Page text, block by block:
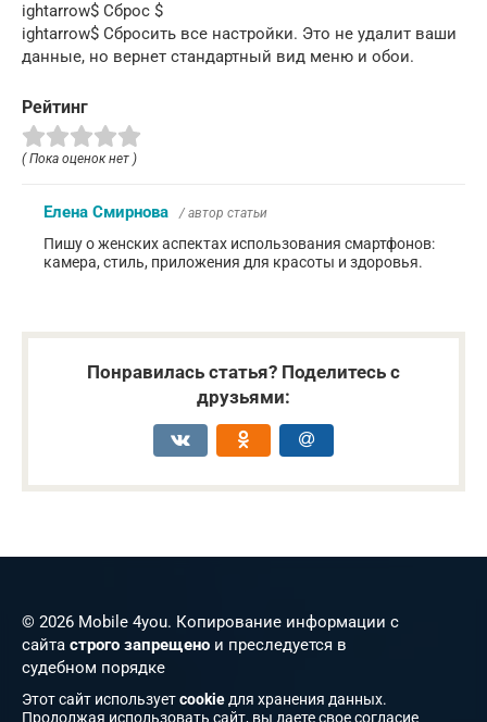
ightarrow$ Сброс $
ightarrow$ Сбросить все настройки. Это не удалит ваши
данные, но вернет стандартный вид меню и обои.
Рейтинг
( Пока оценок нет )
Елена Смирнова / автор статьи
Пишу о женских аспектах использования смартфонов:
камера, стиль, приложения для красоты и здоровья.
Понравилась статья? Поделитесь с
друзьями:
© 2026 Mobile 4you. Копирование информации с
сайта строго запрещено и преследуется в
судебном порядке
Этот сайт используетcookie для хранения данных.
Продолжая использовать сайт, вы даете свое согласие